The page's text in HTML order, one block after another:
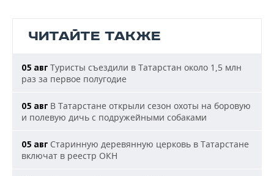
ЧИТАЙТЕ ТАКЖЕ
05 авг Туристы съездили в Татарстан около 1,5 млн
раз за первое полугодие
05 авг В Татарстане открыли сезон охоты на боровую
и полевую дичь с подружейными собаками
05 авг Старинную деревянную церковь в Татарстане
включат в реестр ОКН